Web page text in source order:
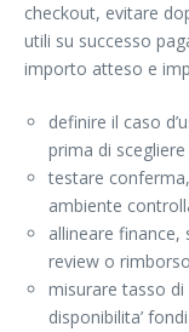
checkout, evitare
utili su successo
importo atteso e
definire il caso
prima di
testare
ambiente
allineare
review o rimborso
misurare tasso
disponibilita’ fondi